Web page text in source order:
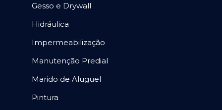
Gesso e Drywall
Hidráulica
Impermeabilização
Manutenção Predial
Marido de Aluguel
Pintura